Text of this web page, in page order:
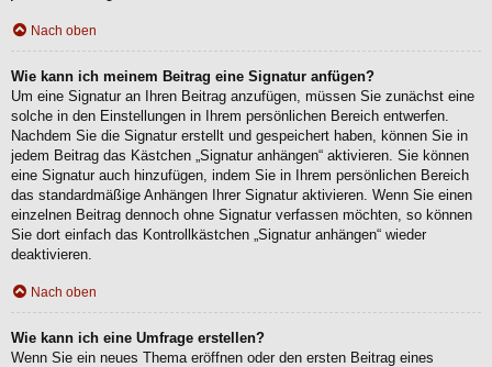
Nach oben
Wie kann ich meinem Beitrag eine Signatur anfügen?
Um eine Signatur an Ihren Beitrag anzufügen, müssen Sie zunächst eine
solche in den Einstellungen in Ihrem persönlichen Bereich entwerfen.
Nachdem Sie die Signatur erstellt und gespeichert haben, können Sie in
jedem Beitrag das Kästchen „Signatur anhängen“ aktivieren. Sie können
eine Signatur auch hinzufügen, indem Sie in Ihrem persönlichen Bereich
das standardmäßige Anhängen Ihrer Signatur aktivieren. Wenn Sie einen
einzelnen Beitrag dennoch ohne Signatur verfassen möchten, so können
Sie dort einfach das Kontrollkästchen „Signatur anhängen“ wieder
deaktivieren.
Nach oben
Wie kann ich eine Umfrage erstellen?
Wenn Sie ein neues Thema eröffnen oder den ersten Beitrag eines